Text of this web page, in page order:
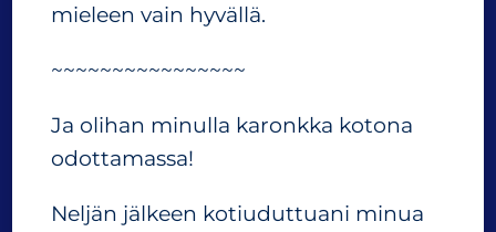
mieleen vain hyvällä.
~~~~~~~~~~~~~~~~
Ja olihan minulla karonkka kotona
odottamassa!
Neljän jälkeen kotiuduttuani minua